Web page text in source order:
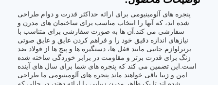
پنجره های آلومینیومی برای ارائه حداکثر قدرت و دوام طراحی
شده اند، که آنها را انتخاب مناسب برای ساختمان های مدرن و
سفارشی می کند.آن ها به صورت سفارشی برای متناسب با
نیازهای اندازه دقیق خود را و فراهم کردن عایق و عایق صوتی
برترلوازم جانبی مانند قفل ها، دستگیره ها و پیچ ها از فولاد ضد
زنگ برای قدرت برتر و مقاومت در برابر خوردگی ساخته شده
است.این تضمین می کند که پنجره های شما برای سال های آینده
امن و زیبا باقی خواهند ماند.پنجره های آلومینیومی ما طراحی